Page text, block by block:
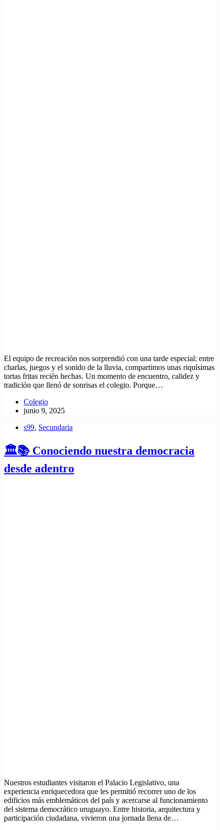
El equipo de recreación nos sorprendió con una tarde especial: entre
charlas, juegos y el sonido de la lluvia, compartimos unas riquísimas
tortas fritas recién hechas. Un momento de encuentro, calidez y
tradición que llenó de sonrisas el colegio. Porque…
Colegio
junio 9, 2025
s99, Secundaria
🏛️📚 Conociendo nuestra democracia
desde adentro
Nuestros estudiantes visitaron el Palacio Legislativo, una
experiencia enriquecedora que les permitió recorrer uno de los
edificios más emblemáticos del país y acercarse al funcionamiento
del sistema democrático uruguayo. Entre historia, arquitectura y
participación ciudadana, vivieron una jornada llena de…